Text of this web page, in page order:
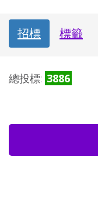
招標 標籤
總投標: 3886